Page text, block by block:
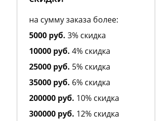
Amouage
Amzan
Andre d`Archer
Andrea Maack
Andree Putman
Andy Roddick
Angel Schlesser
Angry Birds
Anna Sui
на сумму заказа более:
5000 руб. 3% скидка
10000 руб. 4% скидка
25000 руб. 5% скидка
35000 руб. 6% скидка
200000 руб. 10% скидка
300000 руб. 12% скидка